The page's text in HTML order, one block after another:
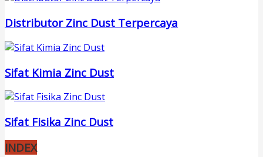
Distributor Zinc Dust Terpercaya
Sifat Kimia Zinc Dust
Sifat Fisika Zinc Dust
INDEX